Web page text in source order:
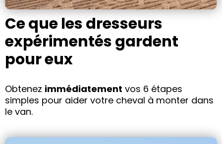
Ce que les dresseurs
expérimentés gardent
pour eux
Obtenez immédiatement vos 6 étapes
simples pour aider votre cheval à monter dans
le van.